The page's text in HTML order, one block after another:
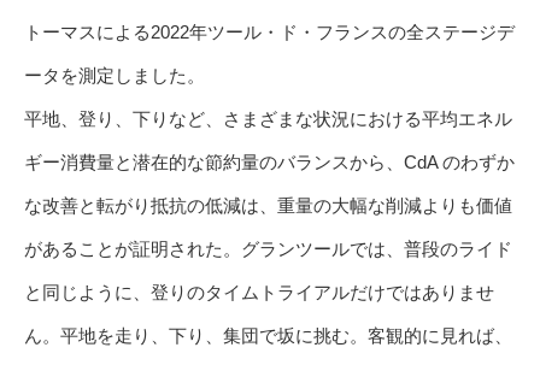
トーマスによる2022年ツール・ド・フランスの全ステージデ
ータを測定しました。
平地、登り、下りなど、さまざまな状況における平均エネル
ギー消費量と潜在的な節約量のバランスから、CdA のわずか
な改善と転がり抵抗の低減は、重量の大幅な削減よりも価値
があることが証明された。グランツールでは、普段のライド
と同じように、登りのタイムトライアルだけではありませ
ん。平地を走り、下り、集団で坂に挑む。客観的に見れば、